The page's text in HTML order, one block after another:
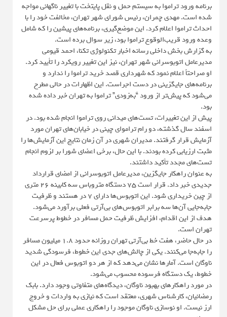
برنامه ورود تراموا به سیستم حمل و نقل پایتخت با تغییر ناگهانی مواجه
شده است. مهدی چمران، رئیس شورای شهر تهران، مخالفت خود را با
احداث تراموا اعلام کرد. این موضع‌گیری، برنامه‌های پیشین را که شامل
وعده ورود قریب‌الوقوع تراموا بود، زیر سوال برده است.
به گزارش بخش داخلی رسانه اخبار تکنولوژی تکنا، احمد قیومی
مدیرعامل اتوبوسرانی شهر تهران، نیز این تغییر رویکرد را تأیید کرد.
او صراحتاً اعلام نمود که شهرداری قصد خرید تراموا را ندارد و
برنامه‌های جایگزینی در دست اجراست. این اظهارات در حالی مطرح
می‌شود که پیش‌تر از ورود “به‌زودی” تراموا به تهران خبر داده شده
بود.
پیش از این تغییرات، تست‌های میدانی روی تراموا انجام شده بود. در
اسفند سال گذشته، دو رام تراموای چینی در خیابان‌های تهران مورد
آزمایش قرار گرفتند. مدیران شهری در آن زمان نتایج این آزمایش‌ها را
مثبت ارزیابی کرده بودند. با این حال، برخی اعضای شورا بر لزوم انجام
تست‌های مجدد تأکید داشتند.
به عنوان راهکار جایگزین، مدیرعامل اتوبوسرانی از امضای قرارداد
جدیدی خبر داد. قرار است ۷۵ دستگاه متروباس سه کابینه ۲۶ متری
از چین خریداری شود. این اتوبوس‌ها دارای ۷ در هستند و ظرفیت
جابه‌جایی آن‌ها سه برابر اتوبوس‌های بی‌آرتی فعلی برآورد می‌شود.
هدف از این اقدام، افزایش ظرفیت حمل مسافر در خطوط پرسرعت
تهران است.
در حال حاضر، هفت خط بی‌آرتی تهران روزانه حدود ۱.۸ میلیون مسافر
را جابه‌جا می‌کنند. یکی از چالش‌های جدی این خطوط، فرسودگی شدید
ناوگان است. آمارها نشان می‌دهد که از هر دو اتوبوس فعال در این
خطوط، یک دستگاه فرسوده محسوب می‌شود.
در مورد راهکارهای بهبود ناوگان، دیدگاه‌های متفاوتی وجود دارد. بابک
رمضانیان، کارشناس شهری، معتقد است که نیازی به واردات و خروج
ارز نیست. او نوسازی ناوگان موجود را راهکاری عملی برای حل مشکل